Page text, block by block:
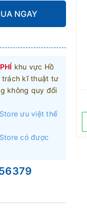
NGAY
khu vực Hồ
trách kĩ thuật tư
không quy đổi
ưu việt thế
có được